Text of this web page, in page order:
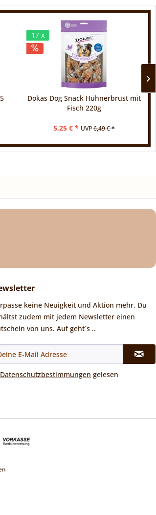
17 x
Dokas Dog Snack Hühnerbrust mit
Fisch 220g
5,25 € * UVP6,49 € *
keine Neuigkeit und Aktion mehr. Du
zudem mit jedem Newsletter einen
von uns. Auf geht´s ..
Datenschutzbestimmungen gelesen